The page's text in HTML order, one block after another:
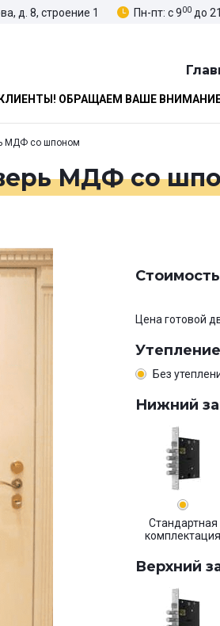
д. 8, строение 1 Пн-пт: с 900 до 21
ОБРАЩАЕМ ВАШЕ
МДФ со шпоном
МДФ со
Цена готовой
Утепление
Без
Нижний
Стандартная
комплектация
Верхний